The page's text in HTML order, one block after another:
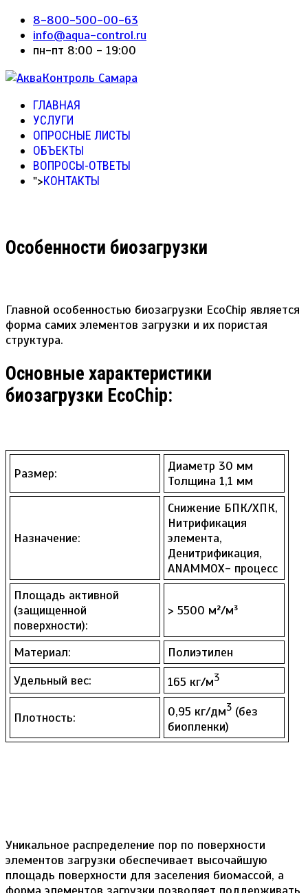
8-800-500-00-63
info@aqua-control.ru
пн-пт 8:00 - 19:00
ГЛАВНАЯ
УСЛУГИ
ОПРОСНЫЕ ЛИСТЫ
ОБЪЕКТЫ
ВОПРОСЫ-ОТВЕТЫ
">КОНТАКТЫ
Особенности биозагрузки
Главной особенностью биозагрузки EcoChip является
форма самих элементов загрузки и их пористая
структура.
Основные характеристики
биозагрузки EcoChip:
Размер:
Диаметр 30 мм
Толщина 1,1 мм
Назначение:
Снижение БПК/ХПК,
Нитрификация
элемента,
Денитрификация,
ANAMMOX- процесс
Площадь активной
(защищенной
поверхности):
> 5500 м²/м³
Материал:
Полиэтилен
Удельный вес:
165 кг/м3
Плотность: 0,95 кг/дм3 (без
биопленки)
Уникальное распределение пор по поверхности
элементов загрузки обеспечивает высочайшую
площадь поверхности для заселения биомассой, а